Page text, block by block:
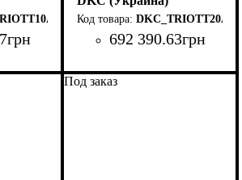
грн 692 390.63грн
стационарный
сервопривод
трехфазный
Под заказ